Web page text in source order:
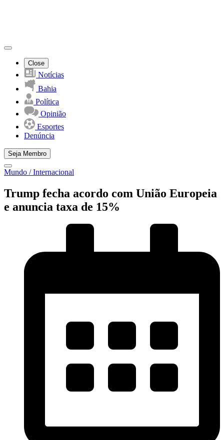
Close
Notícias
Bahia
Política
Opinião
Esportes
Denúncia
Seja Membro
Mundo / Internacional
Trump fecha acordo com União Europeia
e anuncia taxa de 15%